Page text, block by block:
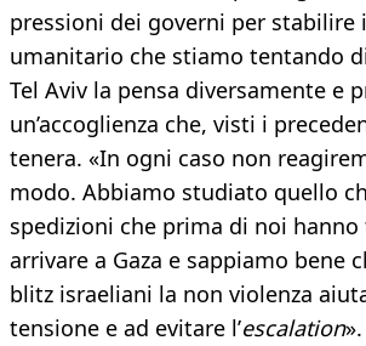
pressioni dei governi per stabilire
umanitario che stiamo tentando
Tel Aviv la pensa diversamente e
un’accoglienza che, visti i
tenera. «In ogni caso non
modo. Abbiamo studiato quello
spedizioni che prima di noi
arrivare a Gaza e sappiamo bene
blitz israeliani la non violenza
tensione e ad evitare l’escalation